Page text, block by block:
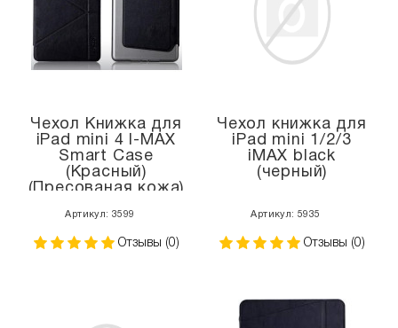
Чехол Книжка для
iPad mini 4 I-MAX
Smart Case
(Красный)
(Пресованая кожа)
Артикул: 3599
Отзывы (0)
Чехол книжка для
iPad mini 1/2/3
iMAX black
(черный)
Артикул: 5935
Отзывы (0)